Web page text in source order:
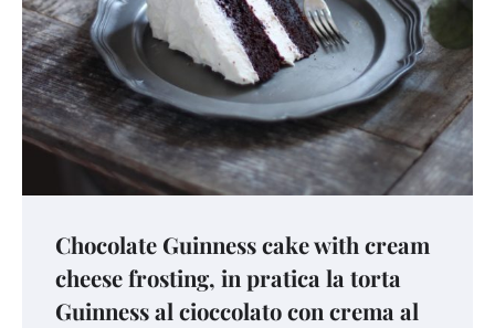
Chocolate Guinness cake with cream
cheese frosting, in pratica la torta
Guinness al cioccolato con crema al